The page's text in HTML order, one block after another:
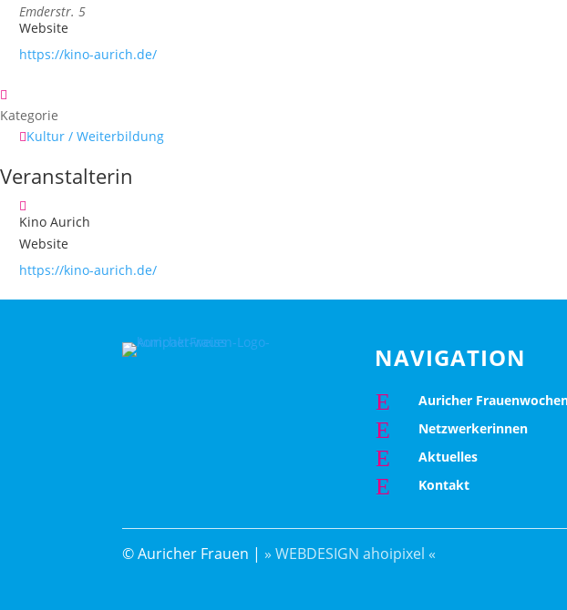
Emderstr. 5
Website
https://kino-aurich.de/
Kategorie
Kultur / Weiterbildung
Veranstalterin
Kino Aurich
Website
https://kino-aurich.de/
NAVIGATION
E Auricher
E Netzwerkerinnen
E Aktuelles
E Kontakt
© Auricher Frauen |» WEBDESIGN ahoipixel «